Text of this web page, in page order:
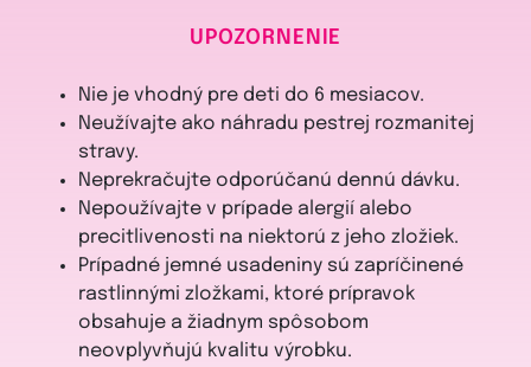
UPOZORNENIE
Nie je vhodný pre deti do 6 mesiacov.
Neužívajte ako náhradu pestrej rozmanitej
stravy.
Neprekračujte odporúčanú dennú dávku.
Nepoužívajte v prípade alergií alebo
precitlivenosti na niektorú z jeho zložiek.
Prípadné jemné usadeniny sú zapríčinené
rastlinnými zložkami, ktoré prípravok
obsahuje a žiadnym spôsobom
neovplyvňujú kvalitu výrobku.